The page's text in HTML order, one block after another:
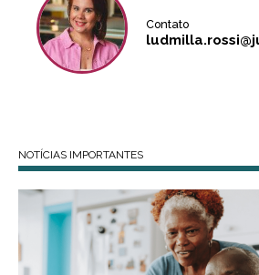
Contato
NOTÍCIAS IMPORTANTES